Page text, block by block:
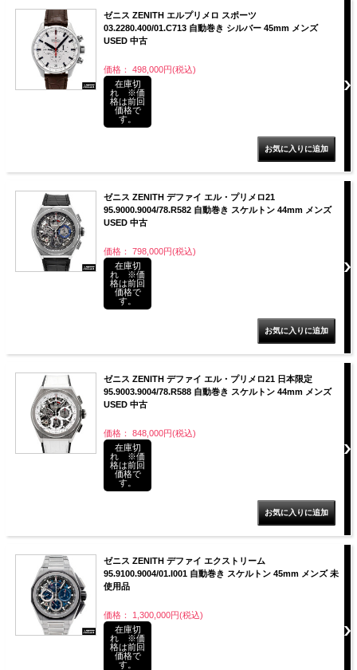
ゼニス ZENITH エルプリメロ スポーツ
03.2280.400/01.C713 自動巻き シルバー 45mm メンズ
USED 中古
価格： 498,000円(税込)
在庫切
れ ※価
格は前回
価格で
す。
ゼニス ZENITH デファイ エル・プリメロ21
95.9000.9004/78.R582 自動巻き スケルトン 44mm メンズ
USED 中古
価格： 798,000円(税込)
在庫切
れ ※価
格は前回
価格で
す。
ゼニス ZENITH デファイ エル・プリメロ21 日本限定
95.9003.9004/78.R588 自動巻き スケルトン 44mm メンズ
USED 中古
価格： 848,000円(税込)
在庫切
れ ※価
格は前回
価格で
す。
ゼニス ZENITH デファイ エクストリーム
95.9100.9004/01.I001 自動巻き スケルトン 45mm メンズ 未
使用品
価格： 1,300,000円(税込)
在庫切
れ ※価
格は前回
価格で
す。